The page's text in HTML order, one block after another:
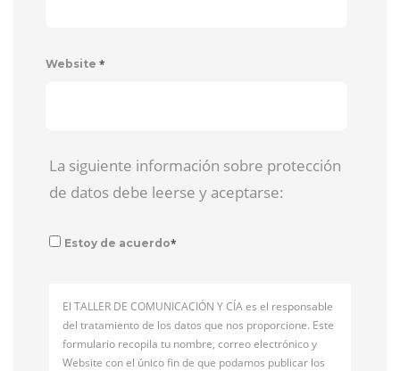
Website *
La siguiente información sobre protección
de datos debe leerse y aceptarse:
Estoy de acuerdo*
El TALLER DE COMUNICACIÓN Y CÍA es el responsable
del tratamiento de los datos que nos proporcione. Este
formulario recopila tu nombre, correo electrónico y
Website con el único fin de que podamos publicar los